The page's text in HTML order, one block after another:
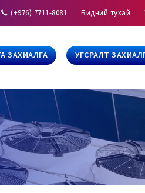
(+976) 7711-8081 Бидний тухай
ЗАХИАЛГА УГСРАЛТ